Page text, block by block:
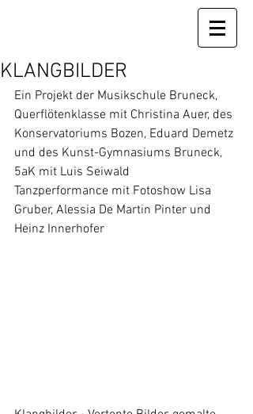
KLANGBILDER
Ein Projekt der Musikschule Bruneck,
Querflötenklasse mit Christina Auer, des
Konservatoriums Bozen, Eduard Demetz
und des Kunst-Gymnasiums Bruneck,
5aK mit Luis Seiwald
Tanzperformance mit Fotoshow Lisa
Gruber, Alessia De Martin Pinter und
Heinz Innerhofer